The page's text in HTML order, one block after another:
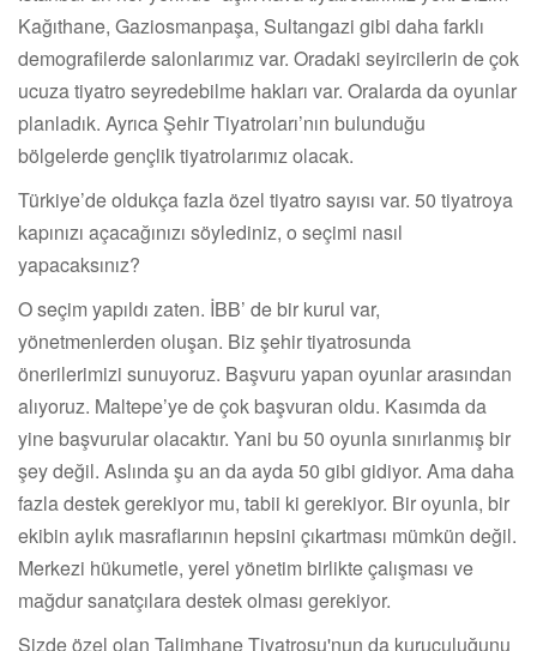
Kağıthane, Gaziosmanpaşa, Sultangazi gibi daha farklı
demografilerde salonlarımız var. Oradaki seyircilerin de çok
ucuza tiyatro seyredebilme hakları var. Oralarda da oyunlar
planladık. Ayrıca Şehir Tiyatroları’nın bulunduğu
bölgelerde gençlik tiyatrolarımız olacak.
Türkiye’de oldukça fazla özel tiyatro sayısı var. 50 tiyatroya
kapınızı açacağınızı söylediniz, o seçimi nasıl
yapacaksınız?
O seçim yapıldı zaten. İBB’ de bir kurul var,
yönetmenlerden oluşan. Biz şehir tiyatrosunda
önerilerimizi sunuyoruz. Başvuru yapan oyunlar arasından
alıyoruz. Maltepe’ye de çok başvuran oldu. Kasımda da
yine başvurular olacaktır. Yani bu 50 oyunla sınırlanmış bir
şey değil. Aslında şu an da ayda 50 gibi gidiyor. Ama daha
fazla destek gerekiyor mu, tabii ki gerekiyor. Bir oyunla, bir
ekibin aylık masraflarının hepsini çıkartması mümkün değil.
Merkezi hükumetle, yerel yönetim birlikte çalışması ve
mağdur sanatçılara destek olması gerekiyor.
Sizde özel olan Talimhane Tiyatrosu'nun da kuruculuğunu